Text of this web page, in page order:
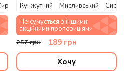
Кунжутний Мисливський
Не сумується з іншими
акційними пропозиціями
257грн 189 грн
Хочу